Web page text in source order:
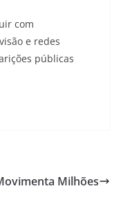
com
e redes
públicas
Milhões